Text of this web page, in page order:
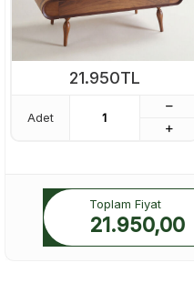
21.950TL
Adet
Toplam Fiyat
21.950,00